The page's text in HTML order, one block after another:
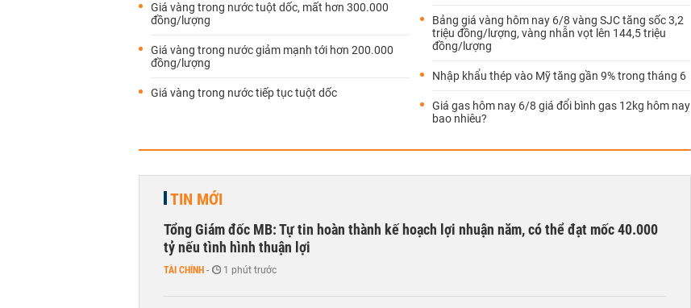
Giá vàng trong nước tuột dốc, mất hơn 300.000
đồng/lượng
Giá vàng trong nước giảm mạnh tới hơn 200.000
đồng/lượng
Giá vàng trong nước tiếp tục tuột dốc
Bảng giá vàng hôm nay 6/8 vàng SJC tăng sốc 3,2
triệu đồng/lượng, vàng nhẫn vọt lên 144,5 triệu
đồng/lượng
Nhập khẩu thép vào Mỹ tăng gần 9% trong tháng 6
Giá gas hôm nay 6/8 giá đổi bình gas 12kg hôm nay
bao nhiêu?
TIN MỚI
Tổng Giám đốc MB: Tự tin hoàn thành kế hoạch lợi nhuận năm, có thể đạt mốc 40.000
tỷ nếu tình hình thuận lợi
TÀI CHÍNH - 1 phút trước